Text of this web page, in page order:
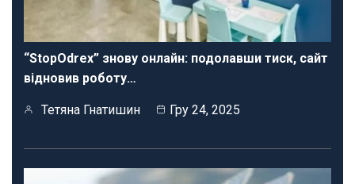
“StopOdrex” знову онлайн: подолавши тиск, сайт
відновив роботу…
Тетяна Гнатишин Гру 24, 2025